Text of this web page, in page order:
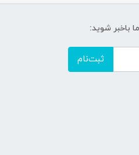
باخبر شوید:
ثبت‌نام